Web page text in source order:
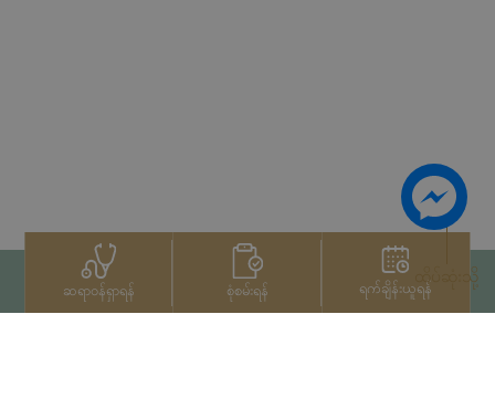
ဆရာဝန်ရှာရန် စုံစမ်းရန် ရက်ချိန်းယူရန်ထိပ်ဆုံးသို့